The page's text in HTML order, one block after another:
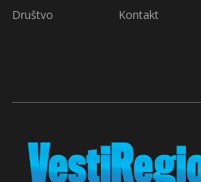
Društvo Kontakt